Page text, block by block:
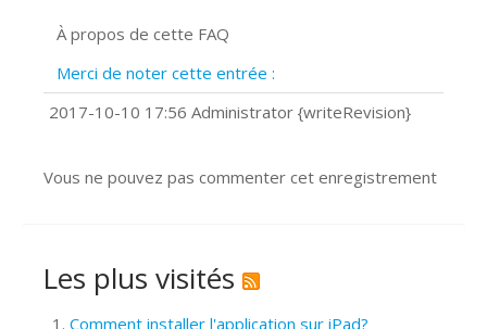
Prise de vue 360°
?
Comment installer Google Chrome ?
À propos de cette FAQ
Merci de noter cette entrée :
2017-10-10 17:56 Administrator {writeRevision}
Vous ne pouvez pas commenter cet enregistrement
Les plus visités
Comment installer l'application sur iPad?